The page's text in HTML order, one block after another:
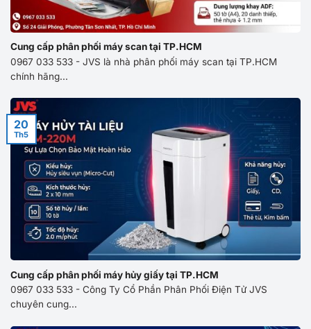
Cung cấp phân phối máy scan tại TP.HCM
0967 033 533 - JVS là nhà phân phối máy scan tại TP.HCM
chính hãng...
Cung cấp phân phối máy hủy giấy tại TP.HCM
0967 033 533 - Công Ty Cổ Phần Phân Phối Điện Tử JVS
chuyên cung...
20
Th5